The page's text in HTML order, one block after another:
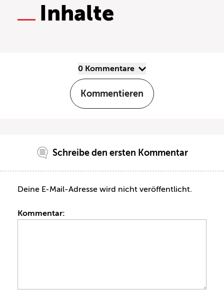
Inhalte
0 Kommentare
Kommentieren
Schreibe den ersten Kommentar
Deine E-Mail-Adresse wird nicht veröffentlicht.
Kommentar: